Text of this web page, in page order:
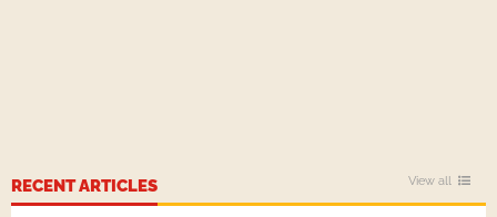
RECENT ARTICLES View all